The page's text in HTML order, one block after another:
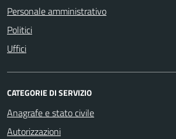
Personale amministrativo
Politici
Uffici
CATEGORIE DI SERVIZIO
Anagrafe e stato civile
Autorizzazioni